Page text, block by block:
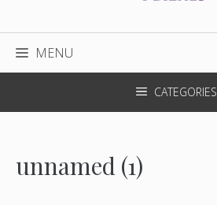
MENU
CATEGORIES
unnamed (1)